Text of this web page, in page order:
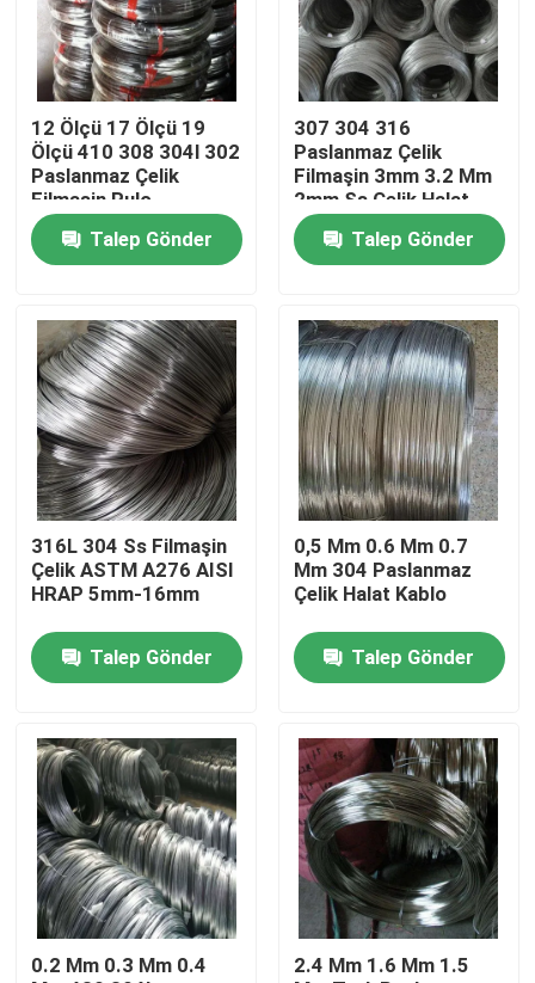
Hakkımızda
Kişiler
Ürünler
Paslanmaz çelik yuvarlak boru
Paslanmaz Çelik Levha Sac
Paslanmaz Çelik Rulo
SS Kare Tüp
Dikişsiz Paslanmaz Çelik Boru
Paslanmaz Çelik Şerit
12 Ölçü 17 Ölçü 19
Ölçü 410 308 304l 302
Paslanmaz Çelik
Filmaşin Rulo
Talep Gönder
307 304 316
Paslanmaz Çelik
Filmaşin 3mm 3.2 Mm
2mm Ss Çelik Halat
Talep Gönder
316L 304 Ss Filmaşin
Çelik ASTM A276 AISI
HRAP 5mm-16mm
Talep Gönder
0,5 Mm 0.6 Mm 0.7
Mm 304 Paslanmaz
Çelik Halat Kablo
Talep Gönder
0.2 Mm 0.3 Mm 0.4
2.4 Mm 1.6 Mm 1.5